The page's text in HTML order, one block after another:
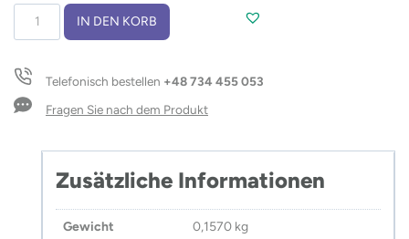
Taschenlampe
Menge
IN DEN KORB
Telefonisch bestellen +48 734 455 053
Fragen Sie nach dem Produkt
Zusätzliche Informationen
Gewicht 0,1570 kg